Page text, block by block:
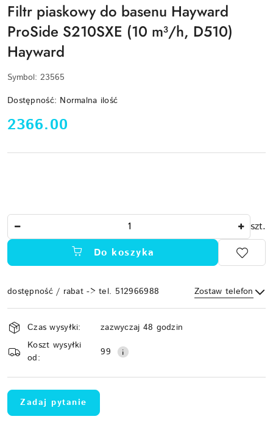
Filtr piaskowy do basenu Hayward
ProSide S210SXE (10 m³/h, D510)
Hayward
Symbol: 23565
Dostępność: Normalna ilość
cena:
2366.00
szt.
Do koszyka
dostępność / rabat -> tel. 512966988 Zostaw telefon
Wyślij
Dostępność
i
dostawa
Czas wysyłki:
zazwyczaj 48 godzin
Koszt wysyłki
od:
99
Zadaj pytanie